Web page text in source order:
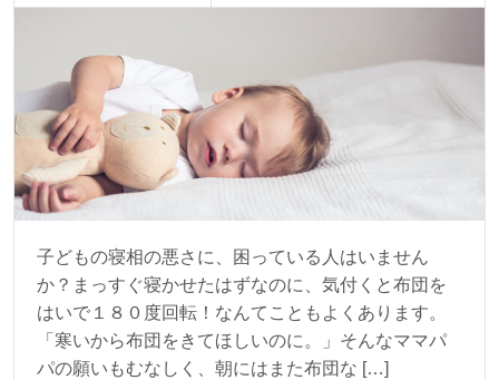
子どもの寝相の悪さに、困っている人はいません
か？まっすぐ寝かせたはずなのに、気付くと布団を
はいで１８０度回転！なんてこともよくあります。
「寒いから布団をきてほしいのに。」そんなママパ
パの願いもむなしく、朝にはまた布団な […]